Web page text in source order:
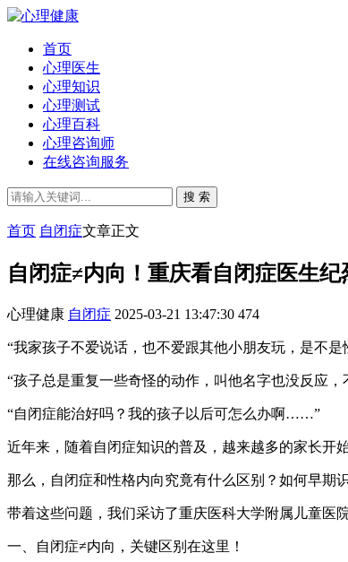
首页
心理医生
心理知识
心理测试
心理百科
心理咨询师
在线咨询服务
搜 索
首页 自闭症文章正文
自闭症≠内向！重庆看自闭症医生
心理健康 自闭症 2025-03-21 13:47:30 474
“我家孩子不爱说话，也不爱跟其他小朋友玩，是不是
“孩子总是重复一些奇怪的动作，叫他名字也没反应，
“自闭症能治好吗？我的孩子以后可怎么办啊……”
近年来，随着自闭症知识的普及，越来越多的家长开
那么，自闭症和性格内向究竟有什么区别？如何早期
带着这些问题，我们采访了重庆医科大学附属儿童医
一、自闭症≠内向，关键区别在这里！